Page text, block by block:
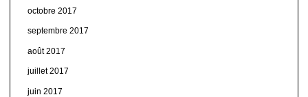
octobre 2017
septembre 2017
août 2017
juillet 2017
juin 2017